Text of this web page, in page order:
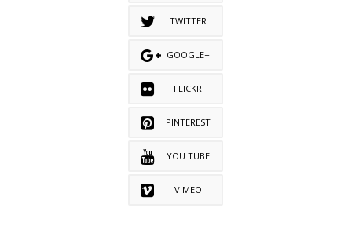
TWITTER
GOOGLE+
FLICKR
PINTEREST
YOU TUBE
VIMEO